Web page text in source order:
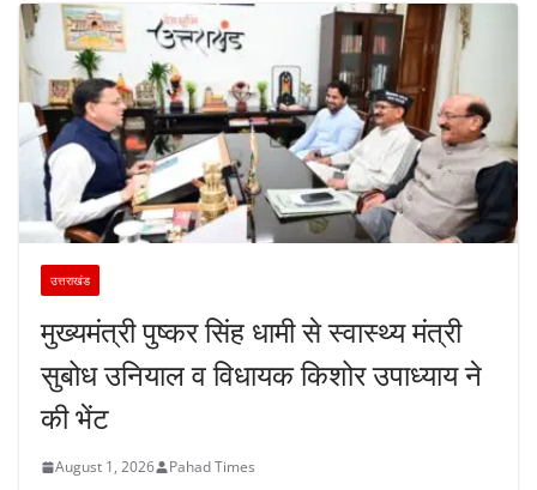
उत्तराखंड
मुख्यमंत्री पुष्कर सिंह धामी से स्वास्थ्य मंत्री
सुबोध उनियाल व विधायक किशोर उपाध्याय ने
की भेंट
August 1, 2026 Pahad Times